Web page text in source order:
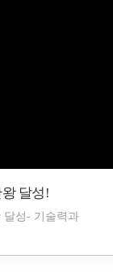
달성!
달성- 기술력과